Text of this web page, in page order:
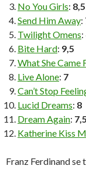
No You Girls: 8,5
Send Him Away:
Twilight Omens:
Bite Hard: 9,5
What She Came
Live Alone: 7
Can’t Stop
Lucid Dreams: 8
Dream Again: 7,5
Katherine Kiss
Franz Ferdinand